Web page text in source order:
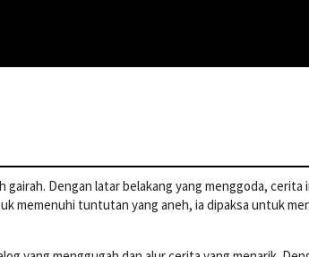
Dengan latar belakang yang menggoda, cerita
memenuhi tuntutan yang aneh, ia dipaksa untuk